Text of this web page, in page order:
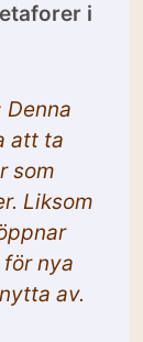
i
Denna
att ta
som
Liksom
nya
av.